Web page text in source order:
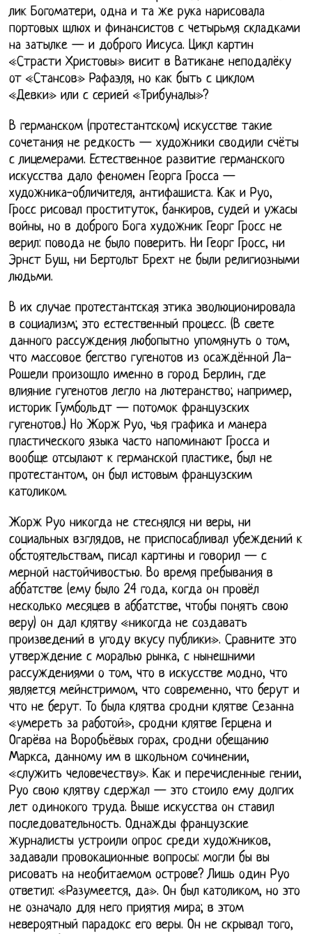
лик Богоматери, одна и та же рука нарисовала
портовых шлюх и финансистов с четырьмя складками
на затылке — и доброго Иисуса. Цикл картин
«Страсти Христовы» висит в Ватикане неподалёку
от «Стансов» Рафаэля, но как быть с циклом
«Девки» или с серией «Трибуналы»?
В германском (протестантском) искусстве такие
сочетания не редкость — художники сводили счёты
с лицемерами. Естественное развитие германского
искусства дало феномен Георга Гросса —
художника-обличителя, антифашиста. Как и Руо,
Гросс рисовал проституток, банкиров, судей и ужасы
войны, но в доброго Бога художник Георг Гросс не
верил: повода не было поверить. Ни Георг Гросс, ни
Эрнст Буш, ни Бертольт Брехт не были религиозными
людьми.
В их случае протестантская этика эволюционировала
в социализм; это естественный процесс. (В свете
данного рассуждения любопытно упомянуть о том,
что массовое бегство гугенотов из осаждённой Ла-
Рошели произошло именно в город Берлин, где
влияние гугенотов легло на лютеранство; например,
историк Гумбольдт — потомок французских
гугенотов.) Но Жорж Руо, чья графика и манера
пластического языка часто напоминают Гросса и
вообще отсылают к германской пластике, был не
протестантом, он был истовым французским
католиком.
Жорж Руо никогда не стеснялся ни веры, ни
социальных взглядов, не приспосабливал убеждений к
обстоятельствам, писал картины и говорил — с
мерной настойчивостью. Во время пребывания в
аббатстве (ему было 24 года, когда он провёл
несколько месяцев в аббатстве, чтобы понять свою
веру) он дал клятву «никогда не создавать
произведений в угоду вкусу публики». Сравните это
утверждение с моралью рынка, с нынешними
рассуждениями о том, что в искусстве модно, что
является мейнстримом, что современно, что берут и
что не берут. То была клятва сродни клятве Сезанна
«умереть за работой», сродни клятве Герцена и
Огарёва на Воробьёвых горах, сродни обещанию
Маркса, данному им в школьном сочинении,
«служить человечеству». Как и перечисленные гении,
Руо свою клятву сдержал — это стоило ему долгих
лет одинокого труда. Выше искусства он ставил
последовательность. Однажды французские
журналисты устроили опрос среди художников,
задавали провокационные вопросы: могли бы вы
рисовать на необитаемом острове? Лишь один Руо
ответил: «Разумеется, да». Он был католиком, но это
не означало для него приятия мира; в этом
невероятный парадокс его веры. Он не скрывал того,